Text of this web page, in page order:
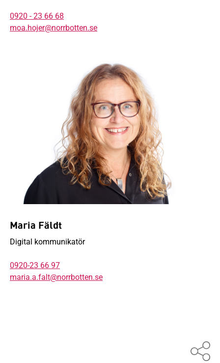
0920 - 23 66 68
moa.hojer@norrbotten.se
Maria Fäldt
Digital kommunikatör
0920-23 66 97
maria.a.falt@norrbotten.se